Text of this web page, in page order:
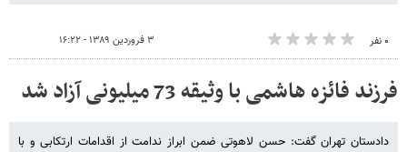
۰ نفر ۳ فروردین ۱۳۸۹ - ۱۶:۲۲
فرزند فائزه هاشمی با وثیقه 73 میلیونی آزاد شد
دادستان تهران گفت: حسن لاهوتی ضمن ابراز ندامت از اقدامات ارتکابی و با